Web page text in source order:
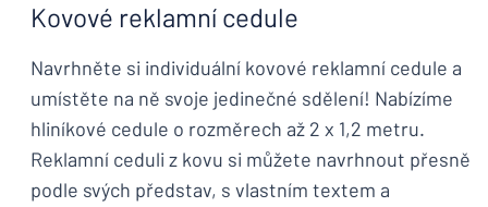
Kovové reklamní cedule
Navrhněte si individuální kovové reklamní cedule a
umístěte na ně svoje jedinečné sdělení! Nabízíme
hliníkové cedule o rozměrech až 2 x 1,2 metru.
Reklamní ceduli z kovu si můžete navrhnout přesně
podle svých představ, s vlastním textem a